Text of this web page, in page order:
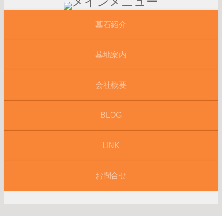
墓石紹介
墓地案内
会社概要
BLOG
LINK
お問合せ